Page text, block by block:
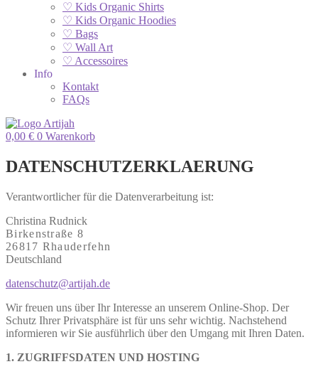
♡ Kids Organic Shirts
♡ Kids Organic Hoodies
♡ Bags
♡ Wall Art
♡ Accessoires
Info
Kontakt
FAQs
0,00 € 0 Warenkorb
DATENSCHUTZERKLAERUNG
Verantwortlicher für die Datenverarbeitung ist:
Christina Rudnick
Birkenstraße 8
26817 Rhauderfehn
Deutschland
datenschutz@artijah.de
Wir freuen uns über Ihr Interesse an unserem Online-Shop. Der
Schutz Ihrer Privatsphäre ist für uns sehr wichtig. Nachstehend
informieren wir Sie ausführlich über den Umgang mit Ihren Daten.
1. ZUGRIFFSDATEN UND HOSTING